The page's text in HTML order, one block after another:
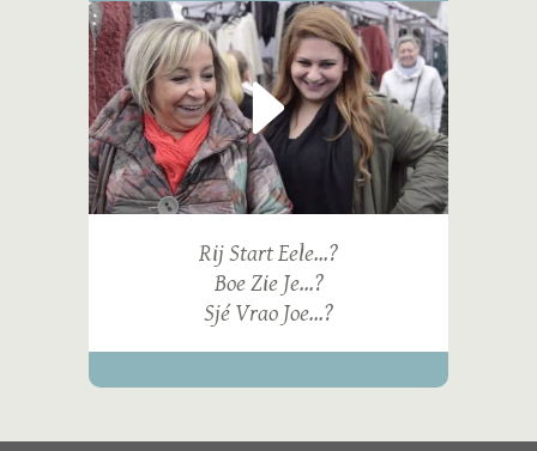
Rij Start Eele...?
Boe Zie Je...?
Sjé Vrao Joe...?